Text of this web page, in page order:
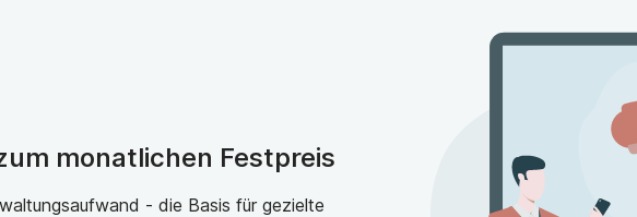
monatlichen Festpreis
- die Basis für gezielte